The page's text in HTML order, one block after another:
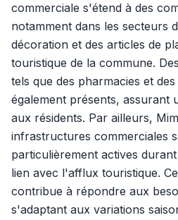
commerciale s'étend à des
notamment dans les secteurs
décoration et des articles de
touristique de la commune.
tels que des pharmacies et
également présents, assurant
aux résidents. Par ailleurs,
infrastructures commerciales
particulièrement actives
lien avec l'afflux touristique.
contribue à répondre aux
s'adaptant aux variations